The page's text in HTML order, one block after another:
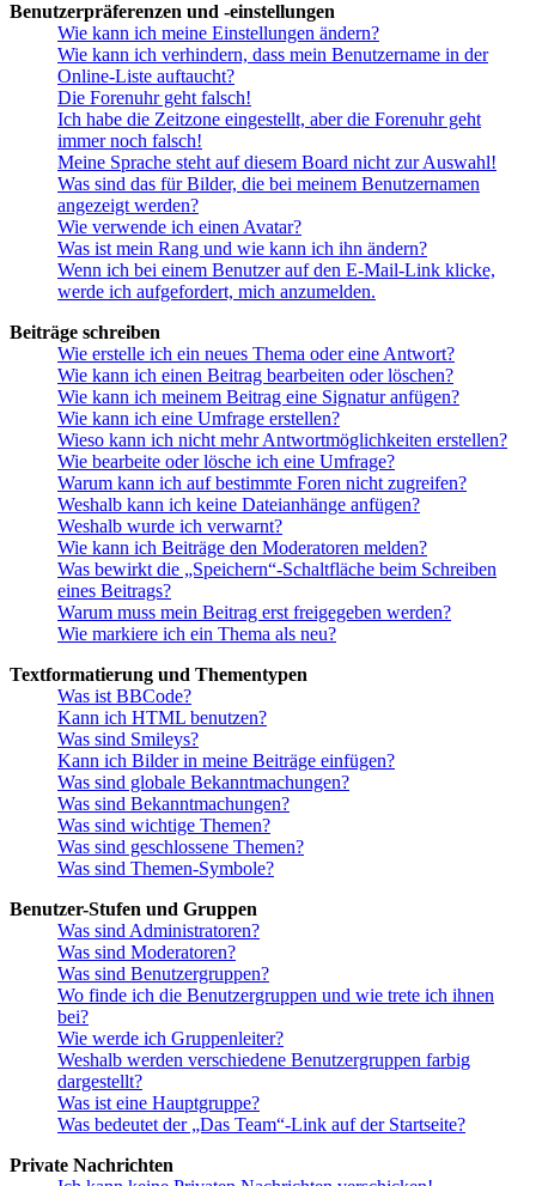
Benutzerpräferenzen und -einstellungen
Wie kann ich meine Einstellungen ändern?
Wie kann ich verhindern, dass mein Benutzername in der
Online-Liste auftaucht?
Die Forenuhr geht falsch!
Ich habe die Zeitzone eingestellt, aber die Forenuhr geht
immer noch falsch!
Meine Sprache steht auf diesem Board nicht zur Auswahl!
Was sind das für Bilder, die bei meinem Benutzernamen
angezeigt werden?
Wie verwende ich einen Avatar?
Was ist mein Rang und wie kann ich ihn ändern?
Wenn ich bei einem Benutzer auf den E-Mail-Link klicke,
werde ich aufgefordert, mich anzumelden.
Beiträge schreiben
Wie erstelle ich ein neues Thema oder eine Antwort?
Wie kann ich einen Beitrag bearbeiten oder löschen?
Wie kann ich meinem Beitrag eine Signatur anfügen?
Wie kann ich eine Umfrage erstellen?
Wieso kann ich nicht mehr Antwortmöglichkeiten erstellen?
Wie bearbeite oder lösche ich eine Umfrage?
Warum kann ich auf bestimmte Foren nicht zugreifen?
Weshalb kann ich keine Dateianhänge anfügen?
Weshalb wurde ich verwarnt?
Wie kann ich Beiträge den Moderatoren melden?
Was bewirkt die „Speichern“-Schaltfläche beim Schreiben
eines Beitrags?
Warum muss mein Beitrag erst freigegeben werden?
Wie markiere ich ein Thema als neu?
Textformatierung und Thementypen
Was ist BBCode?
Kann ich HTML benutzen?
Was sind Smileys?
Kann ich Bilder in meine Beiträge einfügen?
Was sind globale Bekanntmachungen?
Was sind Bekanntmachungen?
Was sind wichtige Themen?
Was sind geschlossene Themen?
Was sind Themen-Symbole?
Benutzer-Stufen und Gruppen
Was sind Administratoren?
Was sind Moderatoren?
Was sind Benutzergruppen?
Wo finde ich die Benutzergruppen und wie trete ich ihnen
bei?
Wie werde ich Gruppenleiter?
Weshalb werden verschiedene Benutzergruppen farbig
dargestellt?
Was ist eine Hauptgruppe?
Was bedeutet der „Das Team“-Link auf der Startseite?
Private Nachrichten